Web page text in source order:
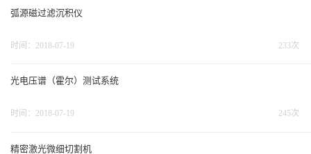
弧源磁过滤沉积仪
233次
时间：2018-07-19
光电压谱（霍尔）测试系统
245次
时间：2018-07-19
精密激光微细切割机